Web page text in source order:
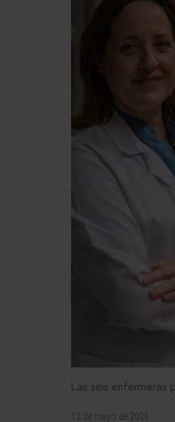
Las seis enfermeras
12 de mayo de 2026